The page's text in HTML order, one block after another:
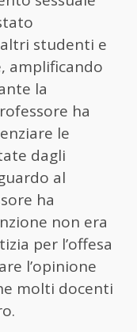
studenti e
amplificando
la
ha
le
dagli
al
ha
non era
per l’offesa
l’opinione
molti docenti